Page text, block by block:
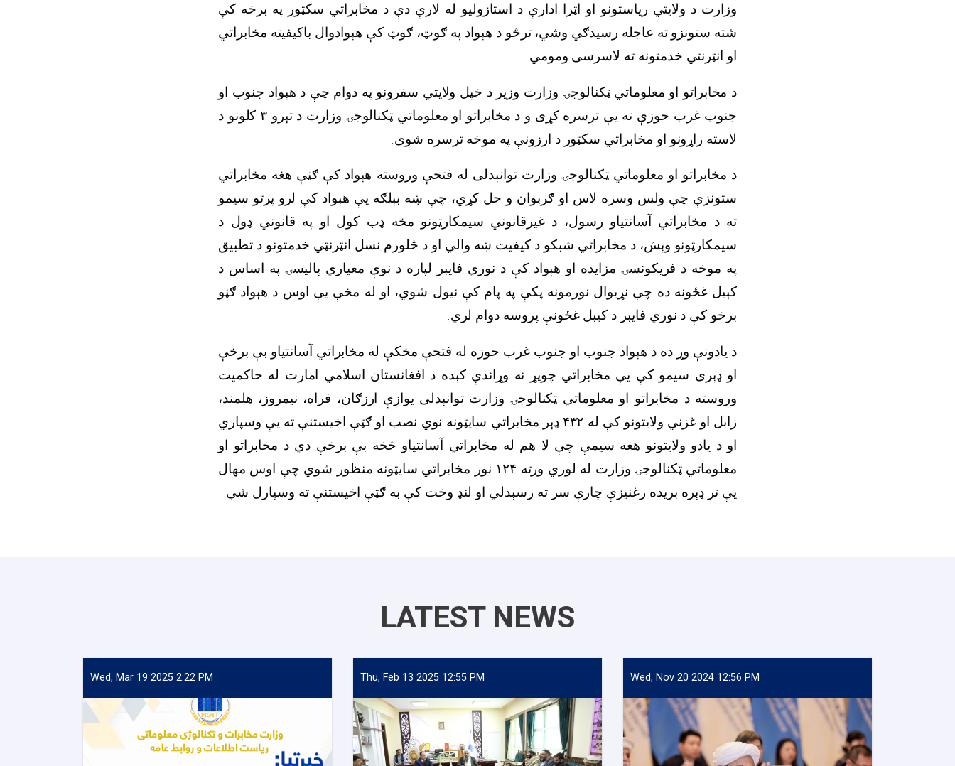
وزارت د ولایتي ریاستونو او اټرا ادارې د استازولیو له لارې دې د مخابراتي سکټور په برخه کې
شته ستونزو ته عاجله رسیدګي وشي، ترڅو د هېواد په ګوټ، ګوټ کې هېوادوال باکیفیته مخابراتي
او انټرنتي خدمتونه ته لاسرسی ومومي.
د مخابراتو او معلوماتي ټکنالوجۍ وزارت وزیر د خپل ولایتي سفرونو په دوام چې د هېواد جنوب او
جنوب غرب حوزې ته یې ترسره کړی و د مخابراتو او معلوماتي ټکنالوجۍ وزارت د تېرو ۳کلونو د
لاسته راړونو او مخابراتي سکټور د ارزونې په موخه ترسره شوی.
د مخابراتو او معلوماتي ټکنالوجۍ وزارت توانېدلی له فتحې وروسته هېواد کې ګڼې هغه مخابراتي
ستونزې چې ولس وسره لاس او ګرېوان و حل کړي، چې ښه بېلګه یې هېواد کې لرو پرتو سیمو
ته د مخابراتي آسانتیاو رسول، د غیرقانوني سیمکارټونو مخه ډب کول او په قانوني ډول د
سیمکارټونو وېش، د مخابراتي شبکو د کیفیت ښه والي او د څلورم نسل انټرنټي خدمتونو د تطبیق
په موخه د فریکونسۍ مزایده او هېواد کې د نوري فایبر لپاره د نوې معیاري پالیسۍ په اساس د
کېبل غځونه ده چې نړیوال نورمونه پکې په پام کې نیول شوي، او له مخې یې اوس د هېواد ګڼو
برخو کې د نوري فایبر د کیبل غځونې پروسه دوام لري.
د یادونې وړ ده د هېواد جنوب او جنوب غرب حوزه له فتحې مخکې له مخابراتي آسانتیاو بې برخې
او ډېری سیمو کې یې مخابراتي چوپړ نه وړاندې کېده د افغانستان اسلامي امارت له حاکمیت
وروسته د مخابراتو او معلوماتي ټکنالوجۍ وزارت توانېدلی یوازې ارزګان، فراه، نیمروز، هلمند،
زابل او غزني ولایتونو کې له ۴۳۲ ډېر مخابراتي سایټونه نوي نصب او ګټې اخیستنې ته یې وسپاري
او د یادو ولایتونو هغه سیمې چې لا هم له مخابراتي آسانتیاو څخه بې برخې دي د مخابراتو او
معلوماتي ټکنالوجۍ وزارت له لوري ورته ‍۱۲۴ نور مخابراتي سایټونه منظور شوي چې اوس مهال
یې تر ډېره بریده رغنیزې چارې سر ته رسېدلي او لنډ وخت کې به ګټې اخیستنې ته وسپارل شي.
LATEST NEWS
Wed, Mar 19 2025 2:22 PM Thu, Feb 13 2025 12:55 PM Wed, Nov 20 2024 12:56 PM